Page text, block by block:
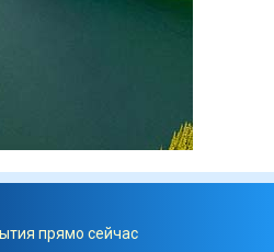
прямо сейчас